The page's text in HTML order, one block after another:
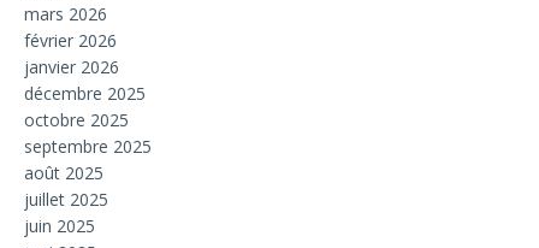
mars 2026
février 2026
janvier 2026
décembre 2025
octobre 2025
septembre 2025
août 2025
juillet 2025
juin 2025